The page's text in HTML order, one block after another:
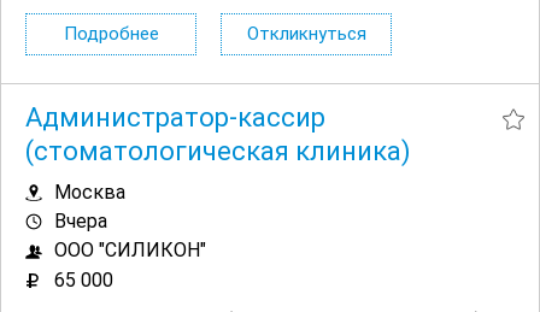
современными технологиями, чтобы значительно
сократить время поиска прибыльных товарных ниш и
Подробнее Откликнуться
Администратор-кассир
(стоматологическая клиника)
Москва
Вчера
ООО "СИЛИКОН"
65 000